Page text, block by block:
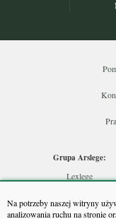
Na potrzeby naszej witryny
analizowania ruchu na stronie
Grupa Arslege:
Lexlege
Skarbowcy